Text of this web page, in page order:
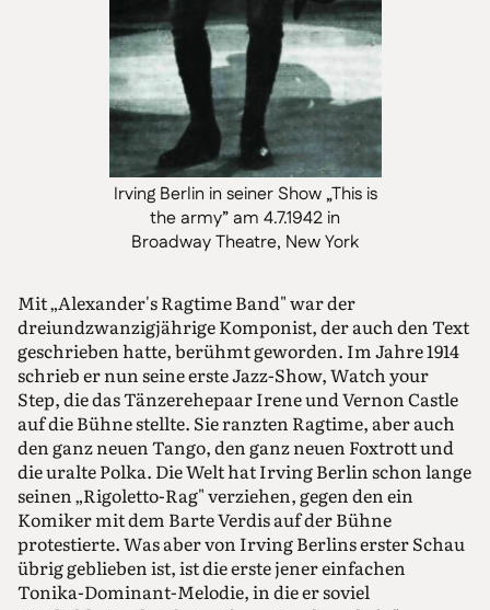
Irving Berlin in seiner Show „This is
the army” am 4.7.1942 in
Broadway Theatre, New York
Mit „Alexander's Ragtime Band" war der
dreiundzwanzigjährige Komponist, der auch den Text
geschrieben hatte, berühmt geworden. Im Jahre 1914
schrieb er nun seine erste Jazz-Show, Watch your
Step, die das Tänzerehepaar Irene und Vernon Castle
auf die Bühne stellte. Sie ranzten Ragtime, aber auch
den ganz neuen Tango, den ganz neuen Foxtrott und
die uralte Polka. Die Welt hat Irving Berlin schon lange
seinen „Rigoletto-Rag" verziehen, gegen den ein
Komiker mit dem Barte Verdis auf der Bühne
protestierte. Was aber von Irving Berlins erster Schau
übrig geblieben ist, ist die erste jener einfachen
Tonika-Dominant-Melodie, in die er soviel